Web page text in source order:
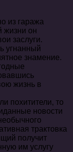
из гаража
жизни он
заслуги.
угнанный
знамение.
жизнь в
похитители, то
новости
трактовка
получит
им услугу